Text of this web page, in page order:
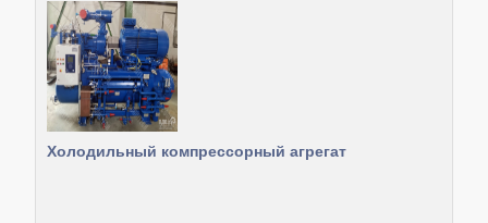
Холодильный компрессорный агрегат